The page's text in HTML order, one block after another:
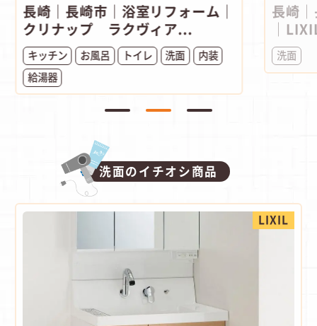
長崎｜長崎市｜浴室リフォーム｜
クリナップ ラクヴィア...
キッチン お風呂 トイレ 洗面
内装
給湯器
長崎
｜
洗面
洗面のイチオシ商品
LIXIL